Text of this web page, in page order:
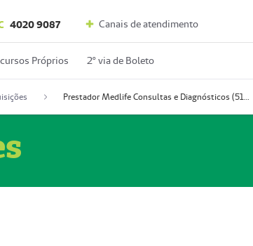
4020 9087 Canais de atendimento
Próprios 2º via de Boleto
Prestador Medlife Consultas e Diagnósticos (51004334-2)